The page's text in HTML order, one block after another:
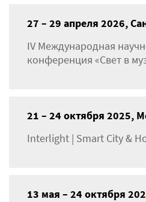
27 – 29 апреля 2026,
IV Международная
конференция «Свет в
21 – 24 октября 2025,
Interlight | Smart City &
13 мая – 24 октября